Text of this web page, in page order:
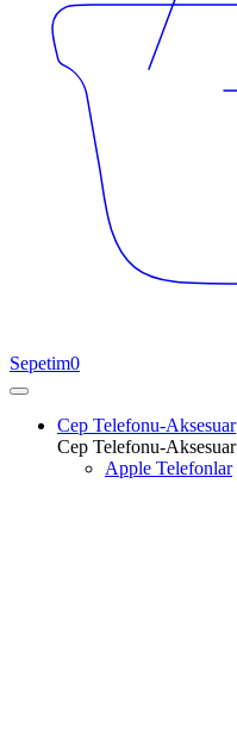
Sepetim0
Cep Telefonu-Aksesuar
Cep Telefonu-Aksesuar
Apple Telefonlar